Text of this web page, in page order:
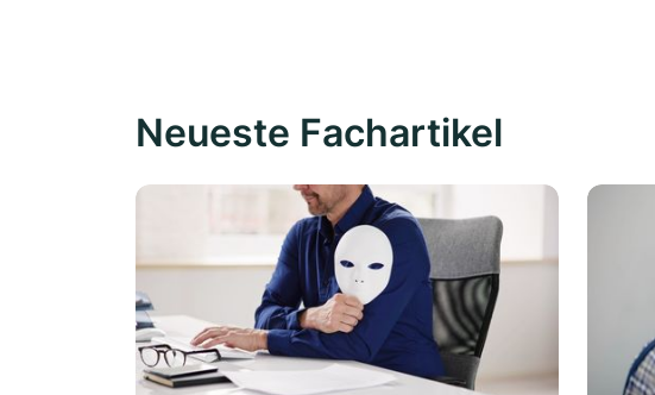
Neueste Fachartikel